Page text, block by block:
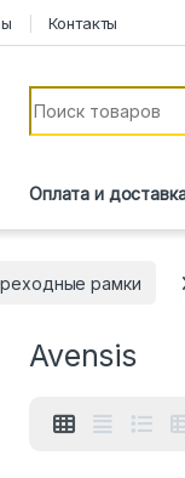
Контакты
Искать:
Оплата и
рамки
Avensis